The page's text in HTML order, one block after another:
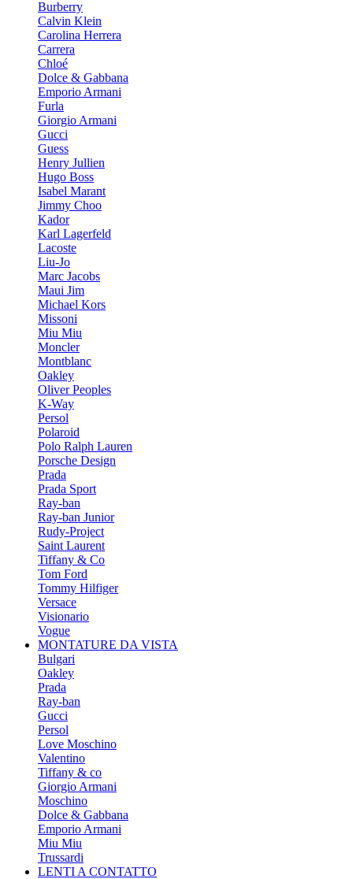
Burberry
Calvin Klein
Carolina Herrera
Carrera
Chloé
Dolce & Gabbana
Emporio Armani
Furla
Giorgio Armani
Gucci
Guess
Henry Jullien
Hugo Boss
Isabel Marant
Jimmy Choo
Kador
Karl Lagerfeld
Lacoste
Liu-Jo
Marc Jacobs
Maui Jim
Michael Kors
Missoni
Miu Miu
Moncler
Montblanc
Oakley
Oliver Peoples
K-Way
Persol
Polaroid
Polo Ralph Lauren
Porsche Design
Prada
Prada Sport
Ray-ban
Ray-ban Junior
Rudy-Project
Saint Laurent
Tiffany & Co
Tom Ford
Tommy Hilfiger
Versace
Visionario
Vogue
MONTATURE DA VISTA
Bulgari
Oakley
Prada
Ray-ban
Gucci
Persol
Love Moschino
Valentino
Tiffany & co
Giorgio Armani
Moschino
Dolce & Gabbana
Emporio Armani
Miu Miu
Trussardi
LENTI A CONTATTO